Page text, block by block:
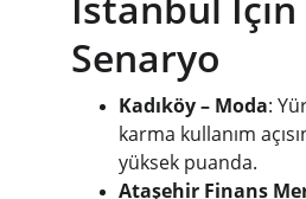
Senaryo
Kadıköy – Moda:
karma kullanım
yüksek puanda.
Ataşehir Finans